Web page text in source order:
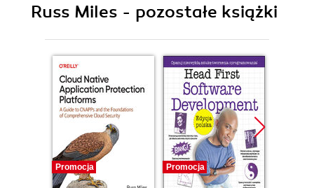
Russ Miles - pozostałe książki
Promocja Promocja